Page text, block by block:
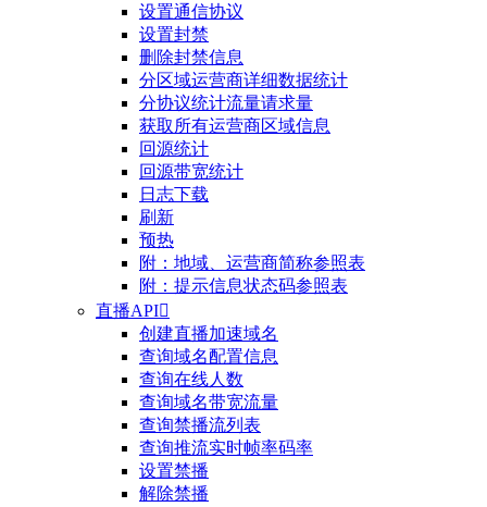
设置通信协议
设置封禁
删除封禁信息
分区域运营商详细数据统计
分协议统计流量请求量
获取所有运营商区域信息
回源统计
回源带宽统计
日志下载
刷新
预热
附：地域、运营商简称参照表
附：提示信息状态码参照表
直播API
创建直播加速域名
查询域名配置信息
查询在线人数
查询域名带宽流量
查询禁播流列表
查询推流实时帧率码率
设置禁播
解除禁播